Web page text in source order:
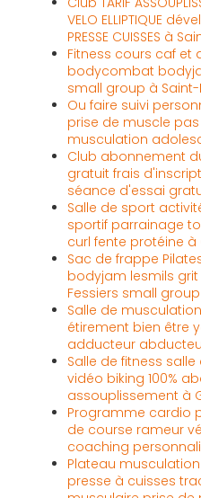
VELO ELLIPTIQUE
PRESSE CUISSES à
Fitness cours caf et
bodycombat
small group à
Ou faire suivi
prise de muscle
musculation
Club abonnement
gratuit frais
séance d'essai
Salle de sport
sportif parrainage
curl fente protéine à
Sac de frappe
bodyjam lesmils
Fessiers small
Salle de
étirement bien être
adducteur
Salle de fitness
vidéo biking 100%
assouplissement à
Programme cardio
de course rameur
coaching
Plateau
presse à cuisses